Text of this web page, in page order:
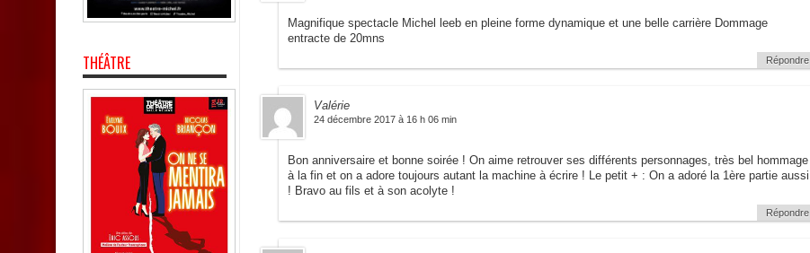
Magnifique spectacle Michel leeb en pleine forme dynamique et une belle carrière Dommage
entracte de 20mns
Répondre
Valérie
24 décembre 2017 à 16 h 06 min
Bon anniversaire et bonne soirée ! On aime retrouver ses différents personnages, très bel hommage
à la fin et on a adore toujours autant la machine à écrire ! Le petit + : On a adoré la 1ère partie aussi
! Bravo au fils et à son acolyte !
Répondre
THÉÂTRE